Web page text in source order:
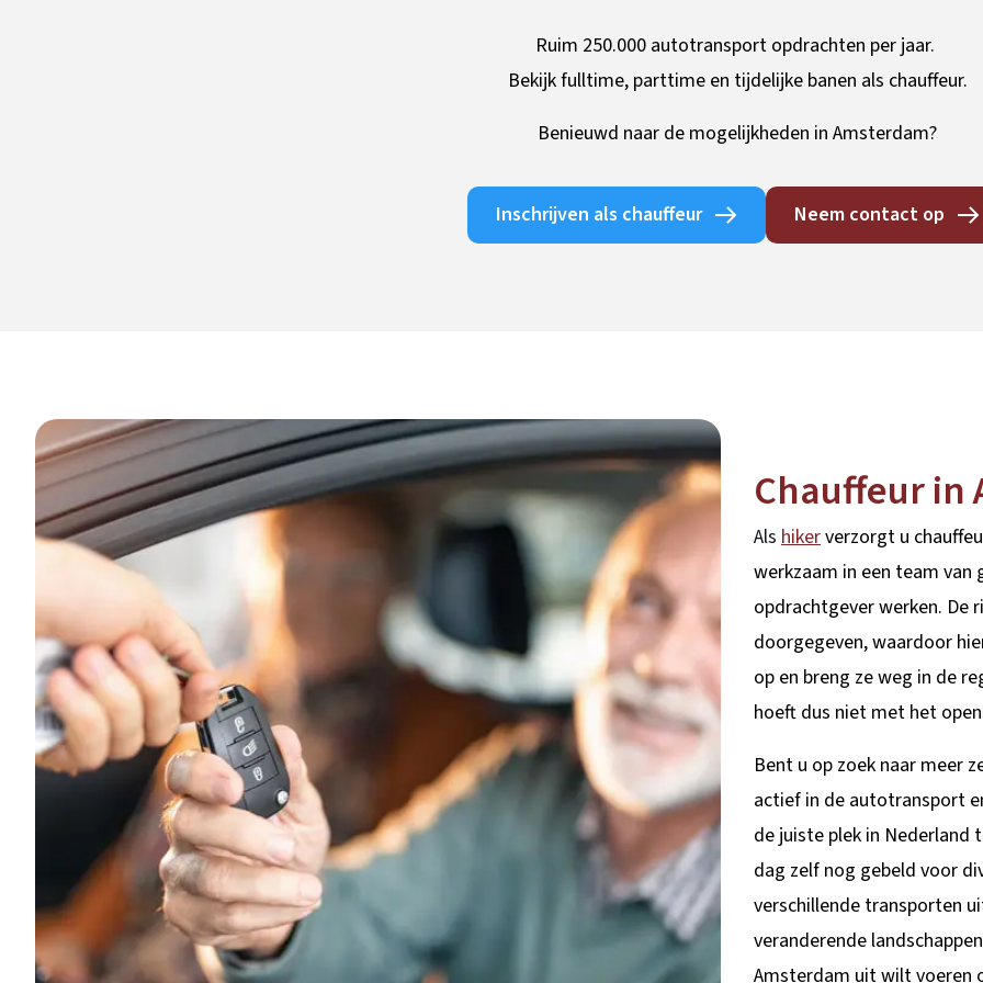
Ruim 250.000 autotransport opdrachten per jaar.
Bekijk fulltime, parttime en tijdelijke banen als chauffeur.
Benieuwd naar de mogelijkheden in Amsterdam?
Inschrijven als chauffeur Neem contact op
Chauffeur in
Als hikerverzorgt u
werkzaam in een team
opdrachtgever werken. De
doorgegeven, waardoor
op en breng ze weg in de
hoeft dus niet met het
Bent u op zoek naar meer
actief in de autotransport
de juiste plek in Nederland
dag zelf nog gebeld voor
verschillende transporten
veranderende
Amsterdam uit wilt voeren